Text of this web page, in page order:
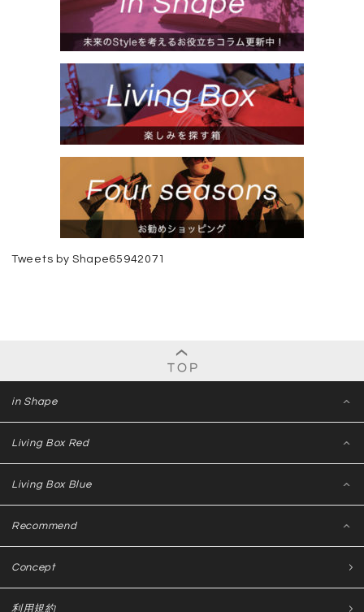
Tweets by Shape65942071
in Shape
Living Box Red
Living Box Blue
Recommend
Concept
利用規約